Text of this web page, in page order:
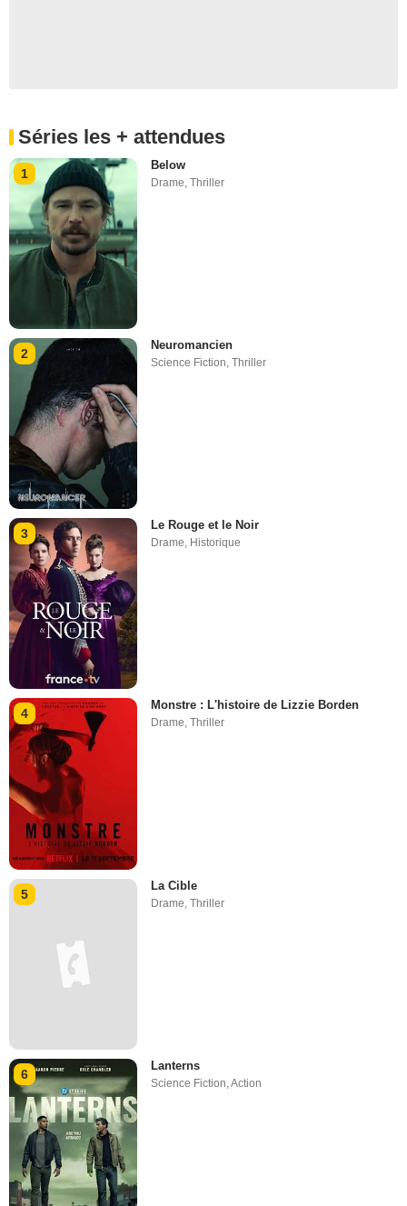
Séries les + attendues
1
Below
Drame ,Thriller
2
Neuromancien
Science Fiction,Thriller
3
Le Rouge et le Noir
Drame, Historique
4
Monstre : L'histoire de Lizzie Borden
Drame,Thriller
5
La Cible
Drame ,Thriller
6
Lanterns
Science Fiction,Action